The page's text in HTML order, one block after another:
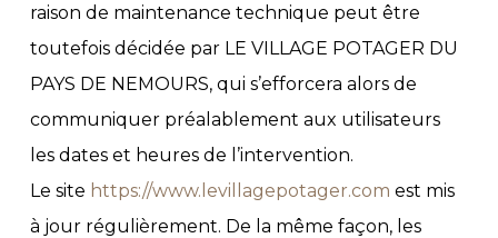
raison de maintenance technique peut être
toutefois décidée par LE VILLAGE POTAGER DU
PAYS DE NEMOURS, qui s’efforcera alors de
communiquer préalablement aux utilisateurs
les dates et heures de l’intervention.
Le site https://www.levillagepotager.com est mis
à jour régulièrement. De la même façon, les